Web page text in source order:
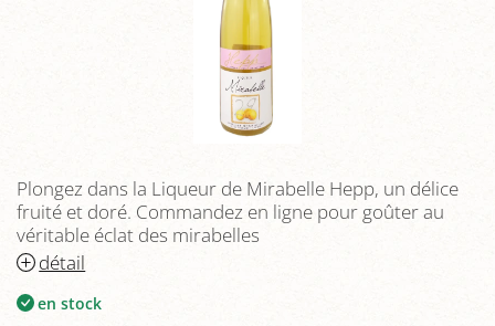
Plongez dans la Liqueur de Mirabelle Hepp, un délice
fruité et doré. Commandez en ligne pour goûter au
véritable éclat des mirabelles
détail
en stock